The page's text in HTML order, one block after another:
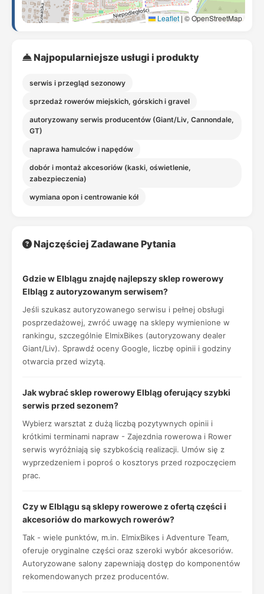
Leaflet | © OpenStreetMap
Najpopularniejsze usługi i produkty
serwis i przegląd sezonowy
sprzedaż rowerów miejskich, górskich i gravel
autoryzowany serwis producentów (Giant/Liv, Cannondale,
GT)
naprawa hamulców i napędów
dobór i montaż akcesoriów (kaski, oświetlenie,
zabezpieczenia)
wymiana opon i centrowanie kół
Najczęściej Zadawane Pytania
Gdzie w Elblągu znajdę najlepszy sklep rowerowy
Elbląg z autoryzowanym serwisem?
Jeśli szukasz autoryzowanego serwisu i pełnej obsługi
posprzedażowej, zwróć uwagę na sklepy wymienione w
rankingu, szczególnie ElmixBikes (autoryzowany dealer
Giant/Liv). Sprawdź oceny Google, liczbę opinii i godziny
otwarcia przed wizytą.
Jak wybrać sklep rowerowy Elbląg oferujący szybki
serwis przed sezonem?
Wybierz warsztat z dużą liczbą pozytywnych opinii i
krótkimi terminami napraw - Zajezdnia rowerowa i Rower
serwis wyróżniają się szybkością realizacji. Umów się z
wyprzedzeniem i poproś o kosztorys przed rozpoczęciem
prac.
Czy w Elblągu są sklepy rowerowe z ofertą części i
akcesoriów do markowych rowerów?
Tak - wiele punktów, m.in. ElmixBikes i Adventure Team,
oferuje oryginalne części oraz szeroki wybór akcesoriów.
Autoryzowane salony zapewniają dostęp do komponentów
rekomendowanych przez producentów.